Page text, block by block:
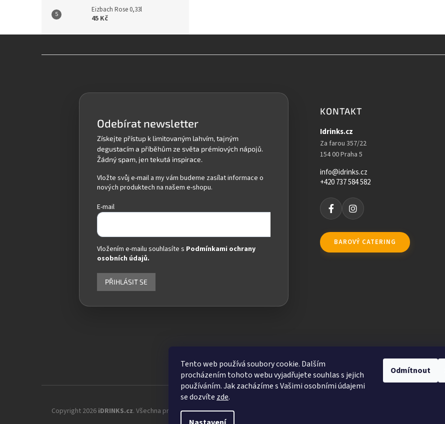
Tento web používá soubory cookie. Dalším
procházením tohoto webu vyjadřujete souhlas s jejich
používáním. Jak zacházíme s Vašimi osobními údajemi
se dozvíte zde.
Odmítnout
Eizbach Rose 0,33l
45 Kč
Odebírat newsletter
Vložte svůj e-mail a my vám budeme zasílat informace o
nových produktech na našem e-shopu.
E-mail
Vložením e-mailu souhlasíte s Podmínkami ochrany
osobních údajů.
PŘIHLÁSIT SE
KONTAKT
Idrinks.cz
Za farou 357/22
154 00 Praha 5
info@idrinks.cz
+420 737 584 582
BAROVÝ CATERING
Copyright 2026 iDRINKS.cz. Všechna práva vyhrazena.Upravit nastavení cookies